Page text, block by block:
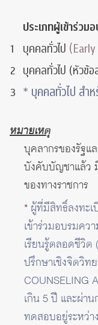
ประเภทผู้เข้าร่วม
1
บุคคลทั่วไป
2 บุคคลทั่วไป (หัวข้
3 * บุคคลทั่วไป สำ
หมายเหตุ
บุคลากรของรัฐแ
บังคับบัญชาแล้ว
ของทางราชการ
* ผู้ที่มีสิทธิ์ลงทะ
เข้าร่วมอบรมคว
เรียนรู้ตลอดชีวิต
ปรึกษาเชิงจิตวิท
COUNSELING
เกิน 5 ปี และผ่า
ทดสอบอยู่ระหว่า